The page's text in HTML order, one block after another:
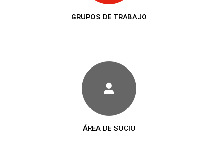
GRUPOS DE TRABAJO
ÁREA DE SOCIO